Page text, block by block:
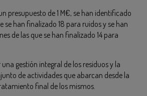
presupuesto de 1 M€, se han identificado
se han finalizado 18 para ruidos y se han
de las que se han finalizado 14 para
gestión integral de los residuos y la
de actividades que abarcan desde la
final de los mismos.